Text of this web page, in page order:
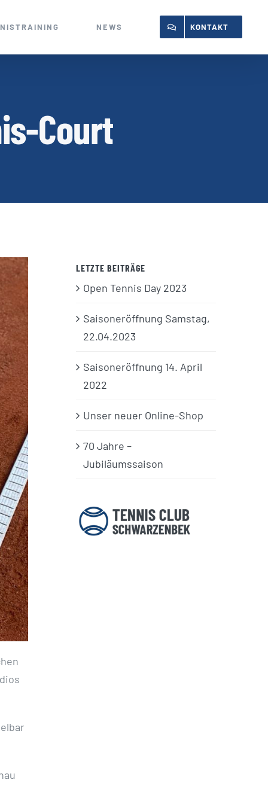
NEWS KONTAKT
Court
LETZTE BEITRÄGE
Open Tennis Day 2023
Saisoneröffnung Samstag,
22.04.2023
Saisoneröffnung 14. April
2022
Unser neuer Online-Shop
70 Jahre –
Jubiläumssaison